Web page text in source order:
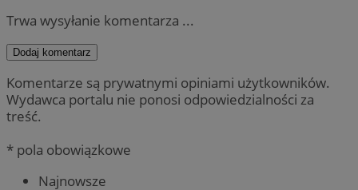
Trwa wysyłanie komentarza ...
Dodaj komentarz
Komentarze są prywatnymi opiniami użytkowników.
Wydawca portalu nie ponosi odpowiedzialności za
treść.
* pola obowiązkowe
Najnowsze